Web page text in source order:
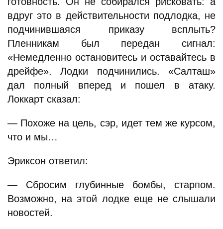
вдруг это в действительности подлодка, не
подчинившаяся приказу всплыть?
Пленникам был передан сигнал:
«Немедленно остановитесь и оставайтесь в
дрейфе». Лодки подчинились. «Салташ»
дал полный вперед и пошел в атаку.
Локкарт сказал:
— Похоже на цель, сэр, идет тем же курсом,
что и мы…
Эриксон ответил:
— Сбросим глубинные бомбы, старпом.
Возможно, на этой лодке еще не слышали
новостей.